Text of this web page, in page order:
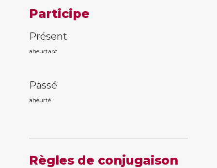
Participe
Présent
aheurtant
Passé
aheurté
Règles de conjugaison